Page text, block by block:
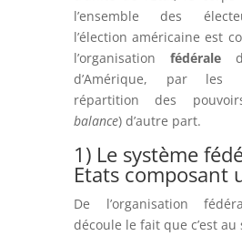
l’ensemble des
l’élection américaine est
l’organisation fédérale
d’Amérique, par les
répartition des
balance) d’autre part.
1) Le système
Etats composant
De l’organisation
découle le fait que c’est